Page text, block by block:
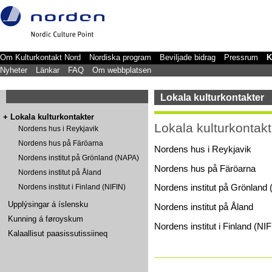
Om Kulturkontakt Nord Nordiska program Beviljade bidrag Pressrum
Nyheter
Länkar FAQ Om webbplatsen
+ Lokala kulturkontakter
Nordens hus i Reykjavik
Nordens hus på Färöarna
Nordens institut på Grönland (NAPA)
Nordens institut på Åland
Nordens institut i Finland (NIFIN)
Upplýsingar á íslensku
Kunning á føroyskum
Kalaallisut paasissutissiineq
Lokala kulturkontakter
Lokala
Nordens hus i Reykjavik
Nordens hus på Färöarna
Nordens institut på Grönland
Nordens institut på Åland
Nordens institut i Finland